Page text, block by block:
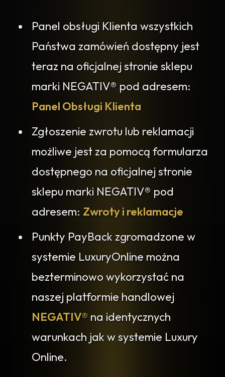
Panel obsługi Klienta wszystkich
Państwa zamówień dostępny jest
teraz na oficjalnej stronie sklepu
marki NEGATIV® pod adresem:
Panel Obsługi Klienta
Zgłoszenie zwrotu lub reklamacji
możliwe jest za pomocą formularza
dostępnego na oficjalnej stronie
sklepu marki NEGATIV® pod
adresem: Zwroty i reklamacje
Punkty PayBack zgromadzone w
systemie LuxuryOnline można
bezterminowo wykorzystać na
naszej platformie handlowej
NEGATIV® na identycznych
warunkach jak w systemie Luxury
Online.